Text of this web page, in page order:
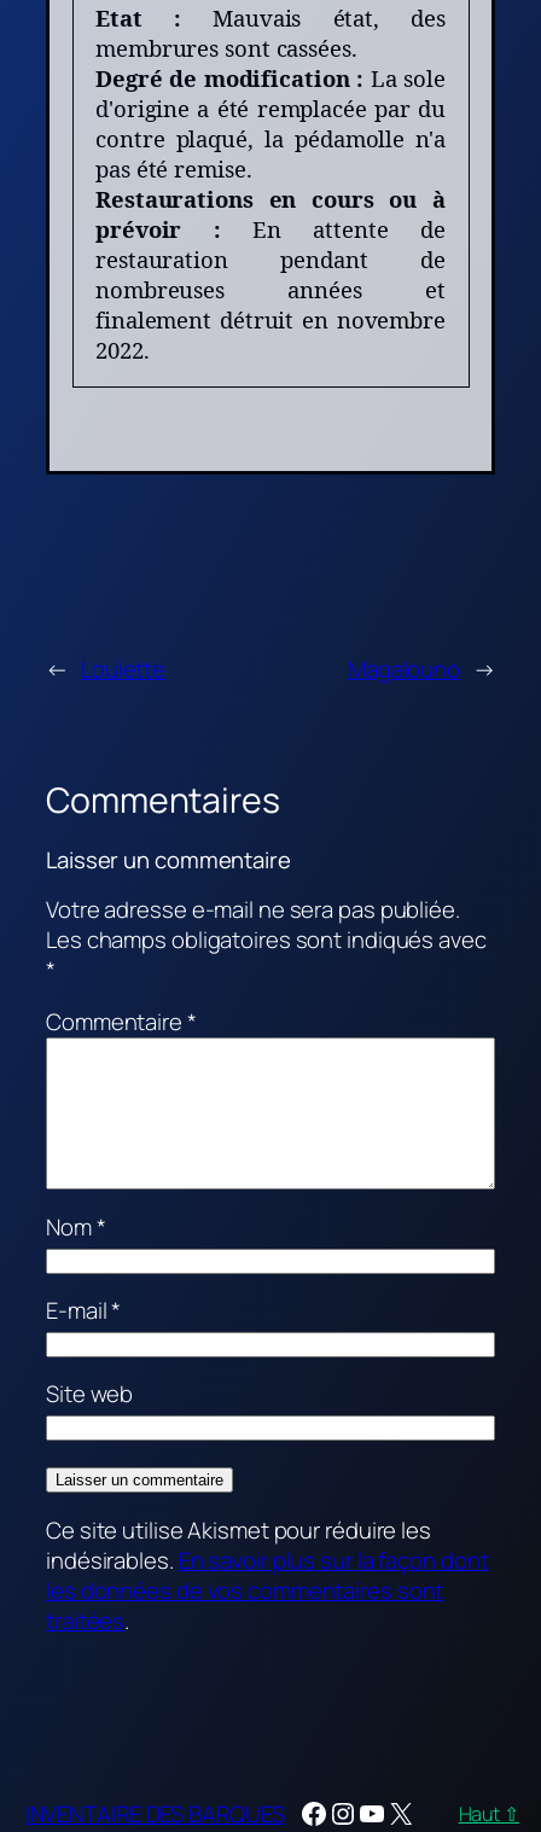
Etat : Mauvais état, des
membrures sont cassées.
Degré de modification : La sole
d'origine a été remplacée par du
contre plaqué, la pédamolle n'a
pas été remise.
Restaurations en cours ou à
prévoir :En attente de
restauration pendant de
nombreuses années et
finalement détruit en novembre
2022.
← Loulette Magalouno →
Commentaires
Laisser un commentaire
Votre adresse e-mail ne sera pas publiée.
Les champs obligatoires sont indiqués avec
*
Commentaire*
Nom*
E-mail*
Site web
Ce site utilise Akismet pour réduire les
indésirables. En savoir plus sur la façon dont
les données de vos commentaires sont
traitées.
INVENTAIRE DES BARQUES Facebook
Instagram
YouTube
X Haut ⇧